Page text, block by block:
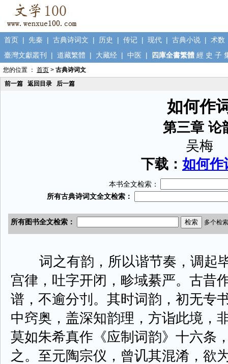
首页 | 先秦 | 古典诗词文 | 历史 | 传记 | 现代 | 古典小说 | 术数
臺灣文獻叢刊
| 道藏繁體 | 大藏经 | 中医 | 四庫全書繁體 經 史 子
您的位置 ： 首页 > 古典诗词文
前一篇
返回目录 后一篇
如何作
第三章 论
吴梅
下载： 如何
本书全文检索：
词之有韵，所以谐节奏，调起
宫律，吐字开闭，畛域綦严。古昔
谱，不逾分刌。其时词韵，初无专
中窍奥，盖深知韵理，方诣此境，
莫如朱希真作《应制词韵》十六条
之。至元陶宗仪，曾讥其混淆，欲